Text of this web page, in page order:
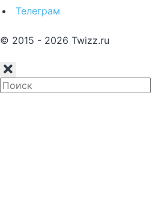
Телеграм
© 2015 - 2026 Twizz.ru